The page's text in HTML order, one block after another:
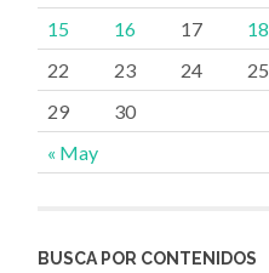
« May
15
16 17 18
22
23 24 25
29
30
BUSCA POR CONTENIDOS